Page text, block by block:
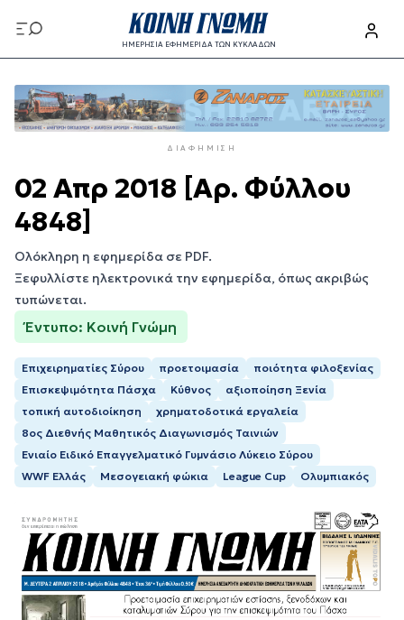
προς
το
περιεχόμενο
ΗΜΕΡΗΣΙΑ ΕΦΗΜΕΡΙΔΑ ΤΩΝ ΚΥΚΛΑΔΩΝ
προς
το
κυρίως
ΔΙΑΦΉΜΙΣΗ
02 Απρ 2018 [Αρ. Φύλλου
4848]
Ολόκληρη η εφημερίδα σε PDF.
Ξεφυλλίστε ηλεκτρονικά την εφημερίδα, όπως ακριβώς
τυπώνεται.
Έντυπο: Κοινή Γνώμη
Επιχειρηματίες Σύρου προετοιμασία
ποιότητα φιλοξενίας
Επισκεψιμότητα Πάσχα
Κύθνος
αξιοποίηση Ξενία
τοπική αυτοδιοίκηση
χρηματοδοτικά εργαλεία
8ος Διεθνής Μαθητικός Διαγωνισμός Ταινιών
Ενιαίο Ειδικό Επαγγελματικό Γυμνάσιο Λύκειο Σύρου
WWF Ελλάς
Μεσογειακή φώκια League Cup Ολυμπιακός